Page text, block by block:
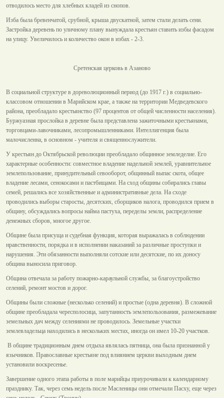
отводилось место для хлебных кладей из снопов.
Изба была бревенчатой, срубной, крыша двускатной, затем стали делать сени.
Застройка деревень по уличному плану вынуждала крестьян ставить избы фасадом
на улицу. Увеличилось и количество окон в избах - 2-3.
Сретенская церковь в Азаново
В социальной структуре в дореволюционный период (до 1917 г.) в социально-
классовом отношении в Марийском крае, а также на территории Медведевского
района, преобладало крестьянство (97 процентов от общей численности населения).
Буржуазная прослойка в деревне была представлена зажиточными крестьянами,
торговцами-лавочниками, лесопромышленниками. Интеллигенция была
малочисленна, в основном - учителя и священнослужители.
У крестьян до Октябрьской революции преобладало общинное земледелие. Его
характерные особенности: совместное владение надельной землей, уравнительное
землепользование, принудительный севооборот, общинный выпас скота, общее
владение лесами, сенокосами и пастбищами. На сход общины собирались главы
семей, решались все хозяйственные и административные дела. На сходе
проводились выборы старосты, десятских, сборщиков налога, проводился прием в
общину, обсуждались вопросы найма пастуха, переделы земли, распределение
денежных сборов, многое другое.
Общине была присуща и судебная функция, которая выражалась в соблюдении
нравственности, порядка и в исполнении наказаний за различные проступки и
нарушения. Эти обязанности выполняли сотские или десятские, по их доносу
община выносила приговор.
Община отвечала за работу пожарно-караульной службы, за благоустройство
селений, ремонт мостов и дорог.
Общины были сложные (несколько селений) и простые (одна деревня). В сложной
общине преобладала чересполосица, запутанность землепользования, размежевание
земельных дач между селениями не проводилось. Земельные участки
землевладельца находились в нескольких местах, иногда он имел 10-20 участков.
В общине традиционным днем отдыха являлась пятница, она была признанной у
язычников. Православные крестьяне под влиянием церкви выходным днем
установили воскресенье.
Завершение одного этапа работы в поле марийцы приурочивали к календарному
празднику. Так, через семь недель после Масленицы они отмечали Пасху, еще через